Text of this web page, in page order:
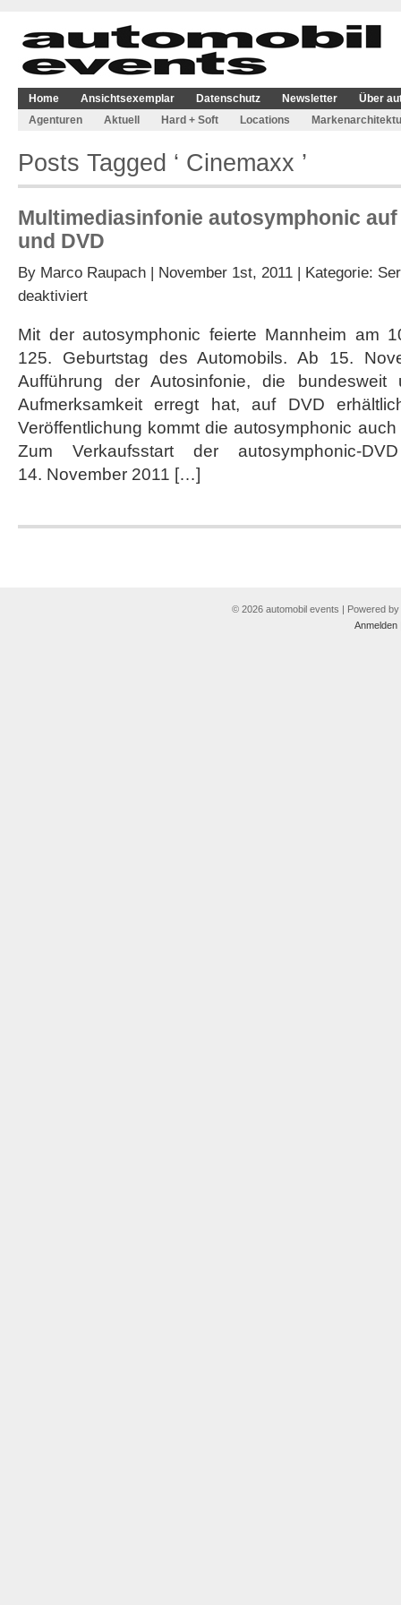
Home Ansichtsexemplar Datenschutz Newsletter
Über
Agenturen
Aktuell Hard + Soft Locations
Posts Tagged ‘ Cinemaxx ’
Multimediasinfonie autosymphonic
und DVD
By Marco Raupach | November 1st, 2011 | Kategorie:
deaktiviertfür
auf
großen
und
DVD
Mit der autosymphonic feierte Mannheim am
125. Geburtstag des Automobils. Ab 15.
Aufführung der Autosinfonie, die bundesweit
Aufmerksamkeit erregt hat, auf DVD
Veröffentlichung kommt die autosymphonic
Zum Verkaufsstart der autosymphonic-
14. November 2011 […]
© 2026 automobil events | Powered by
Anmelden|